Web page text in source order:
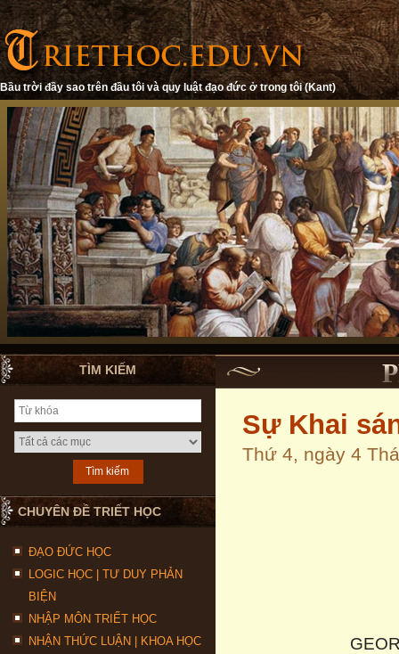
Bầu trời đầy sao trên đầu tôi và quy luật đạo đức ở trong tôi (Kant)
TÌM KIẾM
CHUYÊN ĐỀ TRIẾT HỌC
ĐẠO ĐỨC HỌC
LOGIC HỌC | TƯ DUY PHẢN
BIỆN
NHẬP MÔN TRIẾT HỌC
NHẬN THỨC LUẬN | KHOA HỌC
Sự Khai
Thứ 4, ngày 4